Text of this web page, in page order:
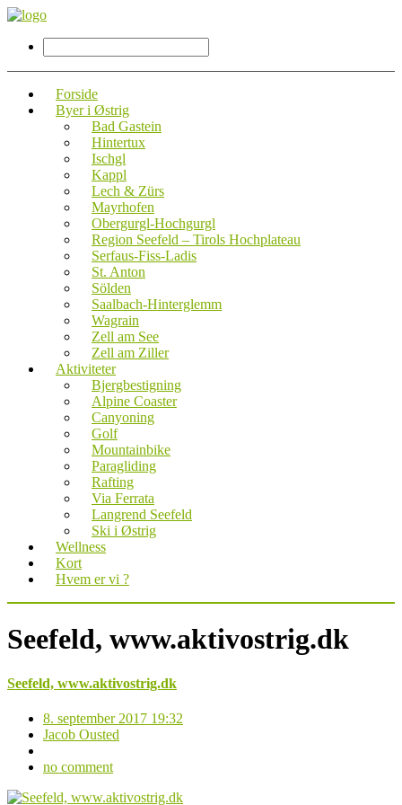
Forside
Byer i Østrig
Bad Gastein
Hintertux
Ischgl
Kappl
Lech & Zürs
Mayrhofen
Obergurgl-Hochgurgl
Region Seefeld – Tirols Hochplateau
Serfaus-Fiss-Ladis
St. Anton
Sölden
Saalbach-Hinterglemm
Wagrain
Zell am See
Zell am Ziller
Aktiviteter
Bjergbestigning
Alpine Coaster
Canyoning
Golf
Mountainbike
Paragliding
Rafting
Via Ferrata
Langrend Seefeld
Ski i Østrig
Wellness
Kort
Hvem er vi ?
Seefeld, www.aktivostrig.dk
Seefeld, www.aktivostrig.dk
8. september 2017 19:32
Jacob Ousted
no comment